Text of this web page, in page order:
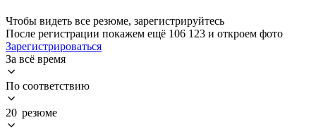
Чтобы видеть все резюме, зарегистрируйтесь
После регистрации покажем ещё 106 123 и откроем фото
Зарегистрироваться
За всё время
По соответствию
20 резюме